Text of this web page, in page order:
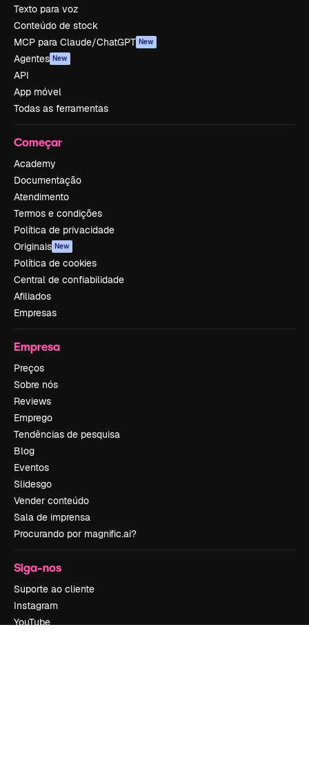
Texto para voz
Conteúdo de stock
MCP para Claude/ChatGPT New
Agentes New
API
App móvel
Todas as ferramentas
Começar
Academy
Documentação
Atendimento
Termos e condições
Política de privacidade
Originais New
Política de cookies
Central de confiabilidade
Afiliados
Empresas
Empresa
Preços
Sobre nós
Reviews
Emprego
Tendências de pesquisa
Blog
Eventos
Slidesgo
Vender conteúdo
Sala de imprensa
Procurando por magnific.ai?
Siga-nos
Suporte ao cliente
Instagram
YouTube